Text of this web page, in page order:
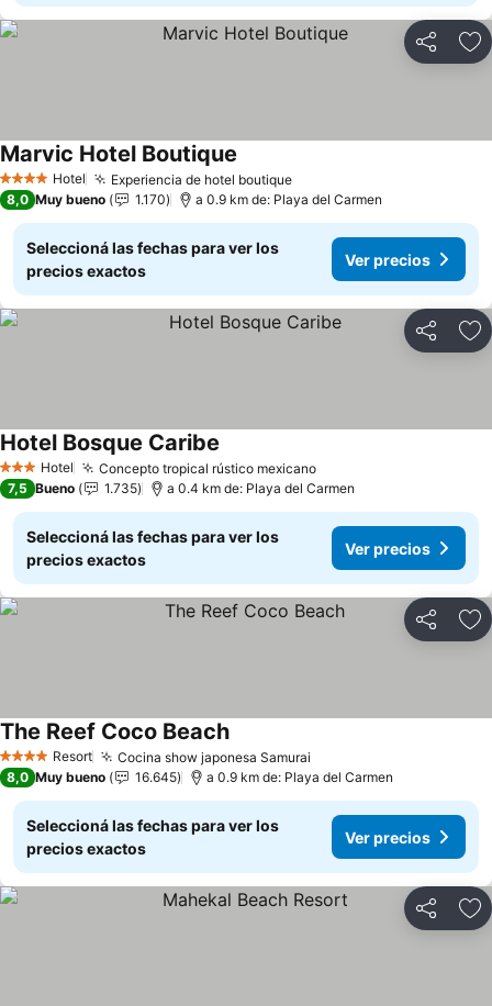
Compartir
4 EstrellasHotel Experiencia de hotel boutique
Marvic Hotel Boutique
8,0 Muy bueno 1.170 a 0.9 km de: Playa del Carmen
Seleccioná las fechas para ver los
precios exactos
Ver precios
Compartir
3 Estrellas
Hotel Concepto tropical rústico mexicano
Hotel Bosque Caribe
7,5 Bueno 1.735 a 0.4 km de: Playa del Carmen
Seleccioná las fechas para ver los
precios exactos
Ver precios
Compartir
4 EstrellasResort Cocina show japonesa Samurai
The Reef Coco Beach
8,0 Muy bueno 16.645 a 0.9 km de: Playa del Carmen
Seleccioná las fechas para ver los
precios exactos
Ver precios
Compartir